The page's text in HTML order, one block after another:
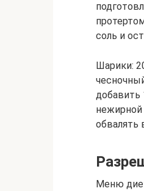
соль и
Шарики:
добавить
обвалять
Меню